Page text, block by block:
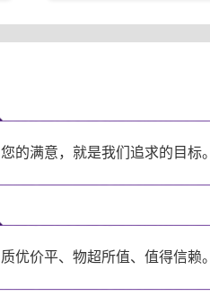
您的满意，就是我们追求的目标。
质优价平、物超所值、值得信赖。